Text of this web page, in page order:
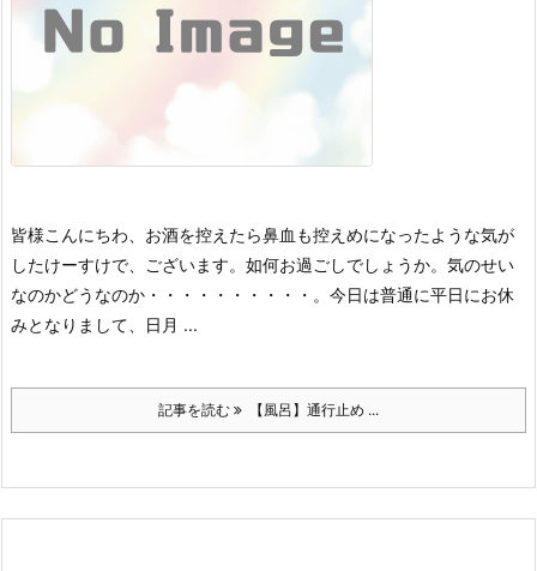
皆様こんにちわ、お酒を控えたら鼻血も控えめになったような気が
したけーすけで、ございます。 如何お過ごしでしょうか。 気のせい
なのかどうなのか・・・・・・・・・・。 今日は普通に平日にお休
みとなりまして、日月 ...
記事を読む 【風呂】通行止め ...